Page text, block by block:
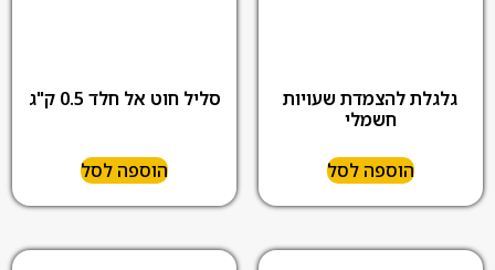
גלגלת להצמדת שעויות
חשמלי
הוספה לסל
סליל חוט אל חלד 0.5 ק"ג
הוספה לסל